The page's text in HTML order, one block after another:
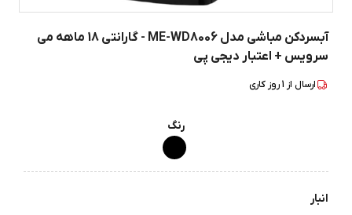
آبسردکن مباشی مدل ME-WD8006 - گارانتی 18 ماهه می
سرویس + اعتبار دیجی پی
ارسال از 1روز کاری
رنگ
انبار